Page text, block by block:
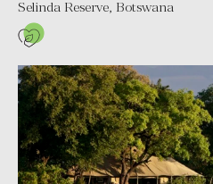
Selinda Reserve, Botswana